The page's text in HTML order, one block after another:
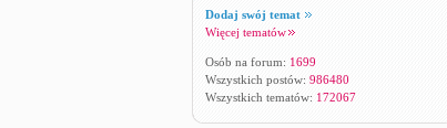
Dodaj swój temat
Więcej tematów
Osób na forum: 1699
Wszystkich postów: 986480
Wszystkich tematów: 172067